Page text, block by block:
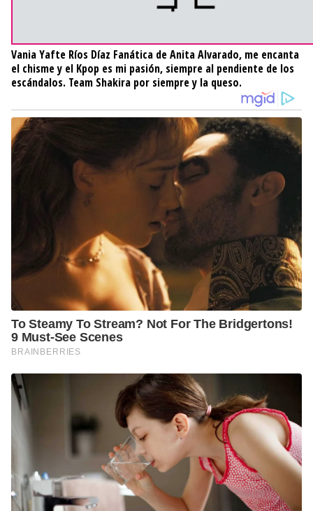
Vania Yafte Ríos Díaz Fanática de Anita Alvarado, me encanta
el chisme y el Kpop es mi pasión, siempre al pendiente de los
escándalos. Team Shakira por siempre y la queso.